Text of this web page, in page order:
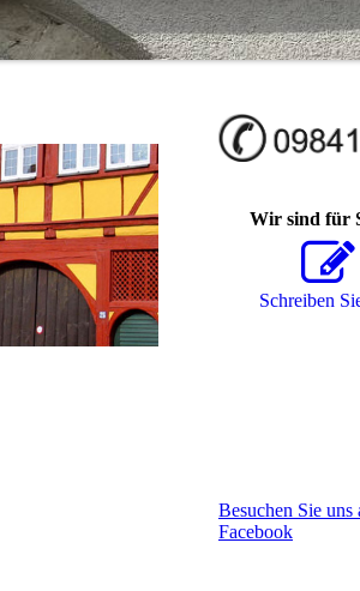
Wir sind für
Schreiben
Besuchen Sie uns
Facebook